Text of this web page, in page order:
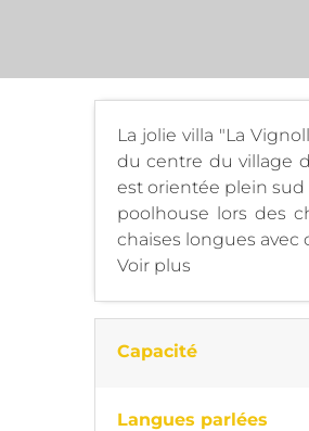
La jolie villa "La
du centre du village
est orientée plein
poolhouse lors des
chaises longues avec
Voir plus
Capacité
Langues parlées